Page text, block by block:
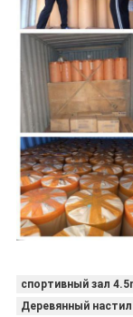
спортивный зал
Деревянный